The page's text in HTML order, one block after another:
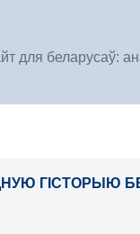
беларусаў:
ГІСТОРЫЮ